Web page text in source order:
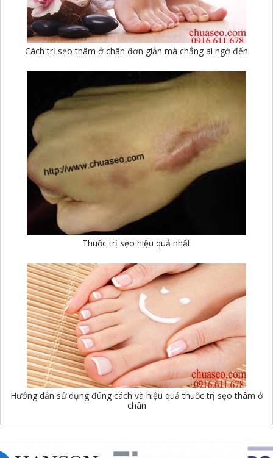
Cách trị sẹo thâm ở chân đơn giản mà chẳng ai ngờ đến
Thuốc trị sẹo hiệu quả nhất
Hướng dẫn sử dụng đúng cách và hiệu quả thuốc trị sẹo thâm ở
chân